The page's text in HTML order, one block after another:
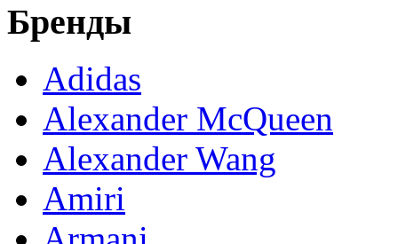
Бренды
Adidas
Alexander McQueen
Alexander Wang
Amiri